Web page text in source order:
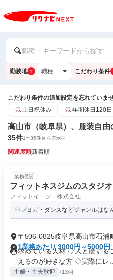
職種・キーワードから探す
勤務地 1 職種 こだわり条件
こだわり条件の追加設定を忘れていま
土日祝休み
年間休日120
高山市（岐阜県）、服装自由
35件1〜35件目を表示中
関連度順新着順
業務委託
フィットネスジムのスタジ
フィットイージー株式会社
✅ヨガ・ダンスなどジャンルはな
〒506-0825岐阜県高山市石浦
1業務あたり 3000円～5000円
分）
求めている人材 ◇人と接する
えるのが好きな方 ◇実際にレ...
主婦・主夫歓迎 +13個